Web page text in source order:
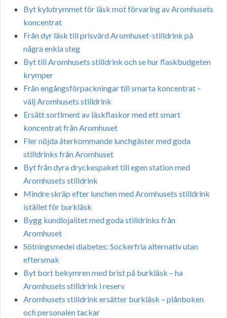
Byt kylutrymmet för läsk mot förvaring av Aromhusets
koncentrat
Från dyr läsk till prisvärd Aromhuset-stilldrink på
några enkla steg
Byt till Aromhusets stilldrink och se hur flaskbudgeten
krymper
Från engångsförpackningar till smarta koncentrat –
välj Aromhusets stilldrink
Ersätt sortiment av läskflaskor med ett smart
koncentrat från Aromhuset
Fler nöjda återkommande lunchgäster med goda
stilldrinks från Aromhuset
Byt från dyra dryckespaket till egen station med
Aromhusets stilldrink
Mindre skräp efter lunchen med Aromhusets stilldrink
istället för burkläsk
Bygg kundlojalitet med goda stilldrinks från
Aromhuset
Sötningsmedel diabetes: Sockerfria alternativ utan
eftersmak
Byt bort bekymren med brist på burkläsk – ha
Aromhusets stilldrink i reserv
Aromhusets stilldrink ersätter burkläsk – plånboken
och personalen tackar